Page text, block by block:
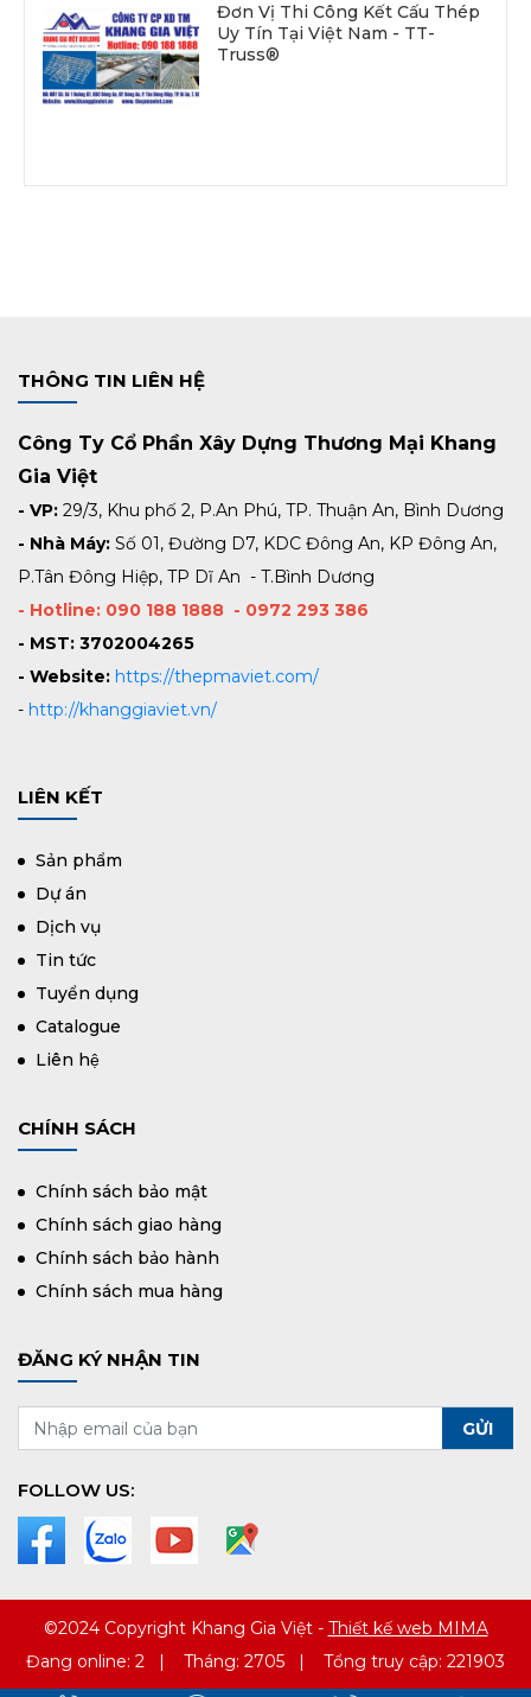
Đơn Vị Thi Công Kết Cấu Thép
Uy Tín Tại Việt Nam - TT-
Truss®
THÔNG TIN LIÊN HỆ
Công Ty Cổ Phần Xây Dựng Thương Mại Khang
Gia Việt
- VP: 29/3, Khu phố 2, P.An Phú, TP. Thuận An, Bình Dương
- Nhà Máy: Số 01, Đường D7, KDC Đông An, KP Đông An,
P.Tân Đông Hiệp, TP Dĩ An - T.Bình Dương
- Hotline: 090 188 1888 - 0972 293 386
- MST: 3702004265
- Website: https://thepmaviet.com/
- http://khanggiaviet.vn/
LIÊN KẾT
Sản phẩm
Dự án
Dịch vụ
Tin tức
Tuyển dụng
Catalogue
Liên hệ
CHÍNH SÁCH
Chính sách bảo mật
Chính sách giao hàng
Chính sách bảo hành
Chính sách mua hàng
ĐĂNG KÝ NHẬN TIN
FOLLOW US:
©2024 Copyright Khang Gia Việt - Thiết kế web MIMA
Đang online: 2 | Tháng: 2705 | Tổng truy cập: 221903